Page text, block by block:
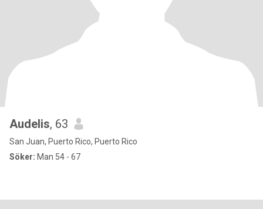
Audelis, 63
San Juan, Puerto Rico, Puerto Rico
Söker: Man 54 - 67